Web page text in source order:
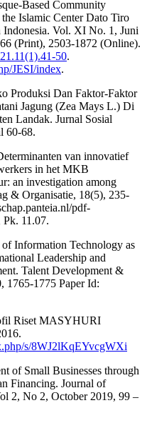
Based Community
Islamic Center Dato Tiro
Vol. XI No. 1, Juni
(Print), 2503-1872 (Online).
50.
JESI/index.
Produksi Dan Faktor-Faktor
Jagung (Zea Mays L.) Di
Landak. Jurnal Sosial
60-68.
van innovatief
in het MKB
an investigation among
& Organisatie, 18(5), 235-
pdf-
11.07.
Information Technology as
Leadership and
Talent Development &
1765-1775 Paper Id:
Riset MASYHURI
s/8WJ2lKqEYvcgWXi
of Small Businesses through
Financing. Journal of
2, No 2, October 2019, 99 –